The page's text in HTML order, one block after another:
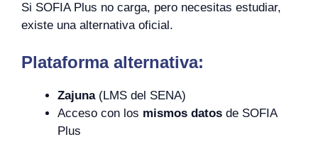
Si SOFIA Plus no carga, pero necesitas estudiar,
existe una alternativa oficial.
Plataforma alternativa:
Zajuna(LMS del SENA)
Acceso con los mismos datos de SOFIA
Plus